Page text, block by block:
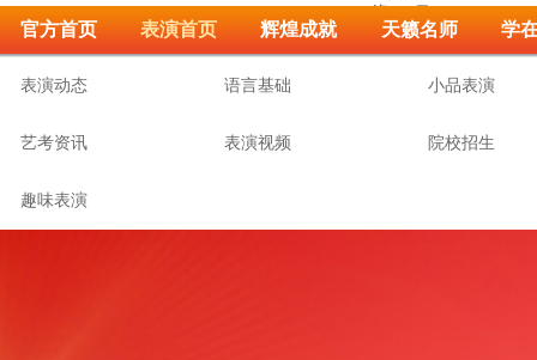
籁
|
云
南天
籁
|
河
官方首页 表演首页 辉煌成就 天籁名师 学
表演动态 语言基础 小品表演
艺考资讯 表演视频 院校招生
趣味表演